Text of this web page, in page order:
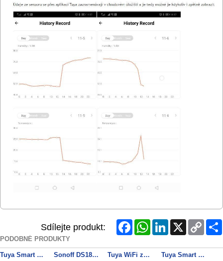
Sdílejte produkt: FacebookWhatsAppLinkedIn
Copy
Link
PODOBNÉ PRODUKTY
Tuya Smart Touch 1 Sonoff DS18B20 Tuya WiFi zásuvka EU/F, 16A měření spotřeby Tuya Smart Touch 2